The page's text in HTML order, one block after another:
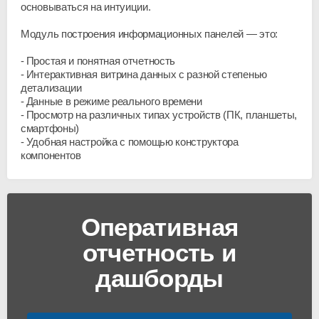
основываться на интуиции.
Модуль построения информационных панелей — это:
Простая и понятная отчетность
Интерактивная витрина данных с разной степенью
детализации
Данные в режиме реального времени
Просмотр на различных типах устройств (ПК, планшеты,
смартфоны)
Удобная настройка с помощью конструктора
компонентов
Оперативная
отчетность и
дашборды